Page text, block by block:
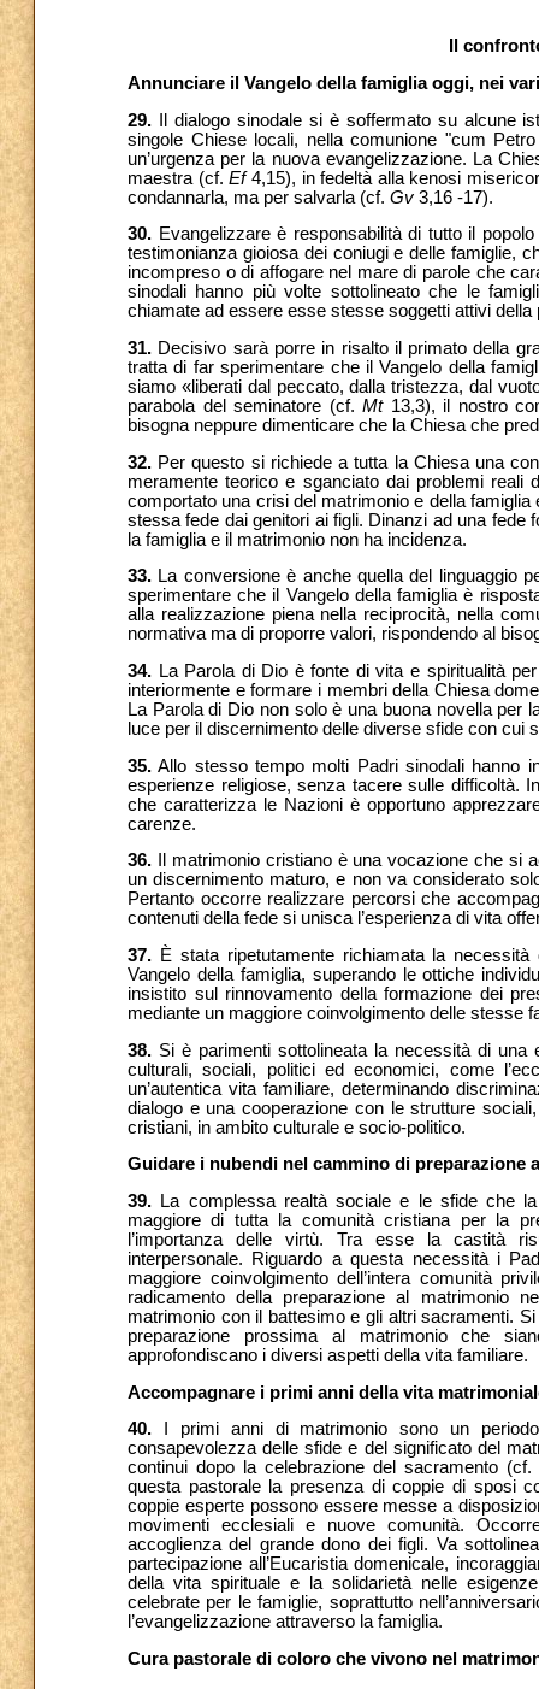
Il
Annunciare il Vangelo della famiglia oggi, nei
29. Il dialogo sinodale si è soffermato su alcune
singole Chiese locali, nella comunione "cum
un’urgenza per la nuova evangelizzazione. La
maestra (cf.Ef4,15), in fedeltà alla kenosi
condannarla, ma per salvarla (cf. Gv 3,16 -17).
30. Evangelizzare è responsabilità di tutto il
testimonianza gioiosa dei coniugi e delle famiglie,
incompreso o di affogare nel mare di parole che
sinodali hanno più volte sottolineato che le
chiamate ad essere esse stesse soggetti attivi della
31. Decisivo sarà porre in risalto il primato della
tratta di far sperimentare che il Vangelo della
siamo «liberati dal peccato, dalla tristezza, dal
parabola del seminatore (cf.Mt13,3), il nostro
bisogna neppure dimenticare che la Chiesa che
32. Per questo si richiede a tutta la Chiesa una
meramente teorico e sganciato dai problemi
comportato una crisi del matrimonio e della
stessa fede dai genitori ai figli. Dinanzi ad una fede
la famiglia e il matrimonio non ha incidenza.
33. La conversione è anche quella del linguaggio
sperimentare che il Vangelo della famiglia è
alla realizzazione piena nella reciprocità, nella
normativa ma di proporre valori, rispondendo al
34. La Parola di Dio è fonte di vita e spiritualità
interiormente e formare i membri della Chiesa
La Parola di Dio non solo è una buona novella per
luce per il discernimento delle diverse sfide con cui
35. Allo stesso tempo molti Padri sinodali hanno
esperienze religiose, senza tacere sulle difficoltà.
che caratterizza le Nazioni è opportuno
carenze.
36. Il matrimonio cristiano è una vocazione che si
un discernimento maturo, e non va considerato
Pertanto occorre realizzare percorsi che
contenuti della fede si unisca l’esperienza di vita
37. È stata ripetutamente richiamata la
Vangelo della famiglia, superando le ottiche
insistito sul rinnovamento della formazione dei
mediante un maggiore coinvolgimento delle stesse
38. Si è parimenti sottolineata la necessità di una
culturali, sociali, politici ed economici, come
un’autentica vita familiare, determinando
dialogo e una cooperazione con le strutture
cristiani, in ambito culturale e socio-politico.
Guidare i nubendi nel cammino di preparazione
39. La complessa realtà sociale e le sfide che
maggiore di tutta la comunità cristiana per la
l’importanza delle virtù. Tra esse la castità
interpersonale. Riguardo a questa necessità i
maggiore coinvolgimento dell’intera comunità
radicamento della preparazione al matrimonio
matrimonio con il battesimo e gli altri sacramenti.
preparazione prossima al matrimonio che
approfondiscano i diversi aspetti della vita familiare.
Accompagnare i primi anni della vita
40. I primi anni di matrimonio sono un
consapevolezza delle sfide e del significato del
continui dopo la celebrazione del sacramento (cf.
questa pastorale la presenza di coppie di sposi
coppie esperte possono essere messe a
movimenti ecclesiali e nuove comunità.
accoglienza del grande dono dei figli. Va
partecipazione all’Eucaristia domenicale,
della vita spirituale e la solidarietà nelle
celebrate per le famiglie, soprattutto
l’evangelizzazione attraverso la famiglia.
Cura pastorale di coloro che vivono nel